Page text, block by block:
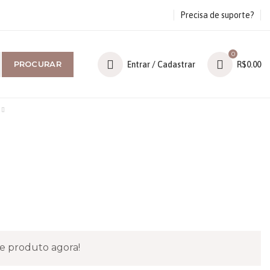
Precisa de suporte?
PROCURAR Entrar / Cadastrar
0
R$0.00
produto agora!